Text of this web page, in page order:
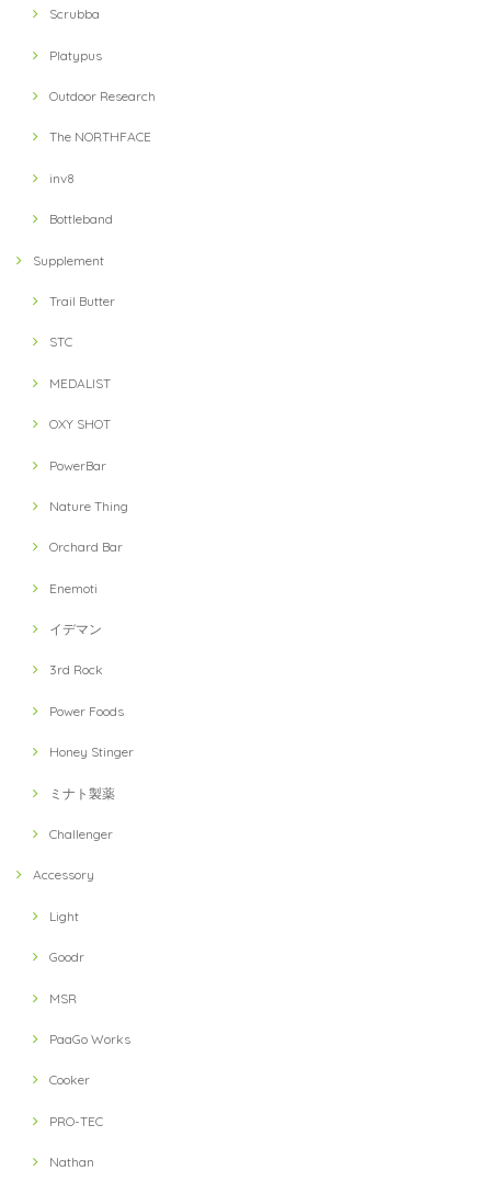
Scrubba
Platypus
Outdoor Research
The NORTHFACE
inv8
Bottleband
Supplement
Trail Butter
STC
MEDALIST
OXY SHOT
PowerBar
Nature Thing
Orchard Bar
Enemoti
イデマン
3rd Rock
Power Foods
Honey Stinger
ミナト製薬
Challenger
Accessory
Light
Goodr
MSR
PaaGo Works
Cooker
PRO-TEC
Nathan